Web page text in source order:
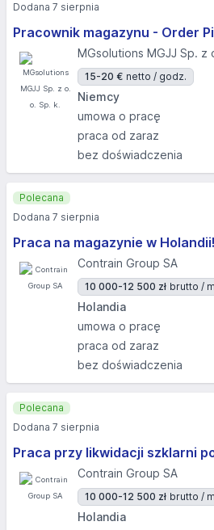
Pracownik magazynu - Order
MGsolutions MGJJ Sp. z
15-20 € netto / godz.
Niemcy
umowa o pracę
praca od zaraz
bez doświadczenia
Dodana 7 sierpnia
Praca na magazynie w
Contrain Group SA
10 000-12 500 zł brutto /
Holandia
umowa o pracę
praca od zaraz
bez doświadczenia
Polecana
Dodana 7 sierpnia
Praca przy likwidacji szklarni
Contrain Group SA
10 000-12 500 zł brutto /
Holandia
Polecana
Dodana 7 sierpnia